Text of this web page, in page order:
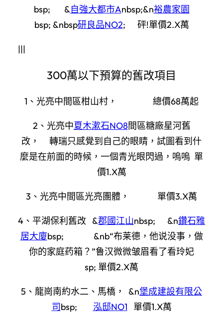
bsp; &自強大都市Anbsp;&n裕農家園
bsp; &nbsp研良品NO2; 砰!單價2.X萬
|||
300萬以下預算的舊改項目
1、光亮中間區柑山村， 總價68萬起
2、光亮中夏木漱石NO8間區糖廠星河舊
改， 轉瑞只感覺到自己的眼睛，試圖看到什
麼是在前面的時候，一個青光眼閃過，嗚嗚 單
價1.X萬
3、光亮中間區光亮團體， 單價3.X萬
4、平湖保利舊改 &郡國江山nbsp; &n鑽石雅
居大廈bsp; &nb“布莱德，他说没事，做
你的家庭药箱？”鲁汉微微皱眉看了看玲妃
sp; 單價2.X萬
5、龍崗南約水二、馬橋， &n堡成建設有限公
司bsp; 泓邸NO1 單價1.X萬